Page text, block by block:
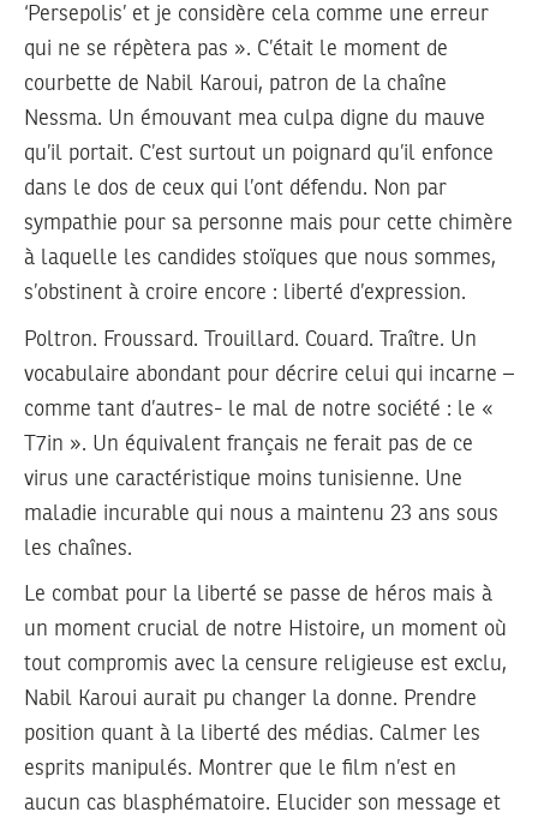
‘Persepolis’ et je considère cela comme une erreur
qui ne se répètera pas ». C’était le moment de
courbette de Nabil Karoui, patron de la chaîne
Nessma. Un émouvant mea culpa digne du mauve
qu’il portait. C’est surtout un poignard qu’il enfonce
dans le dos de ceux qui l’ont défendu. Non par
sympathie pour sa personne mais pour cette chimère
à laquelle les candides stoïques que nous sommes,
s’obstinent à croire encore : liberté d’expression.
Poltron. Froussard. Trouillard. Couard. Traître. Un
vocabulaire abondant pour décrire celui qui incarne –
comme tant d’autres- le mal de notre société : le «
T7in ». Un équivalent français ne ferait pas de ce
virus une caractéristique moins tunisienne. Une
maladie incurable qui nous a maintenu 23 ans sous
les chaînes.
Le combat pour la liberté se passe de héros mais à
un moment crucial de notre Histoire, un moment où
tout compromis avec la censure religieuse est exclu,
Nabil Karoui aurait pu changer la donne. Prendre
position quant à la liberté des médias. Calmer les
esprits manipulés. Montrer que le film n’est en
aucun cas blasphématoire. Elucider son message et